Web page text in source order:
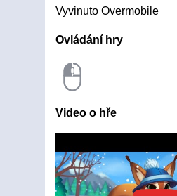
Vyvinuto Overmobile
Ovládání hry
Video o hře